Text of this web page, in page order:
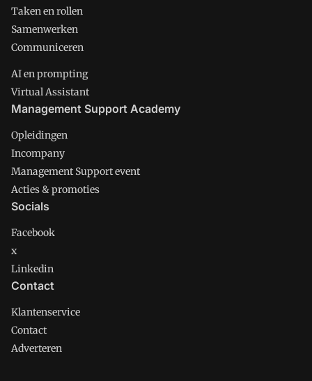
Taken en rollen
Samenwerken
Communiceren
AI en prompting
Virtual Assistant
Management Support Academy
Opleidingen
Incompany
Management Support event
Acties & promoties
Socials
Facebook
x
Linkedin
Contact
Klantenservice
Contact
Adverteren